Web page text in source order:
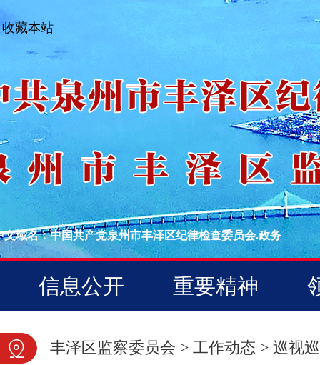
收藏本站
文域名：中国共产党泉州市丰泽区纪律检查委员会.政务
信息公开 重要精神
图片新闻
丰泽区监察委员会 > 工作动态 > 巡视